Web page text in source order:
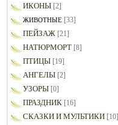
ИКОНЫ [2]
ЖИВОТНЫЕ [33]
ПЕЙЗАЖ [21]
НАТЮРМОРТ [8]
ПТИЦЫ [19]
АНГЕЛЫ [2]
УЗОРЫ [0]
ПРАЗДНИК [16]
СКАЗКИ И МУЛЬТИКИ [10]